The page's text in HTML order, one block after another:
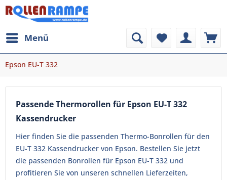
Menü
Epson EU-T 332
Passende Thermorollen für Epson EU-T 332
Kassendrucker
Hier finden Sie die passenden Thermo-Bonrollen für den
EU-T 332 Kassendrucker von Epson. Bestellen Sie jetzt
die passenden Bonrollen für Epson EU-T 332 und
profitieren Sie von unseren schnellen Lieferzeiten,